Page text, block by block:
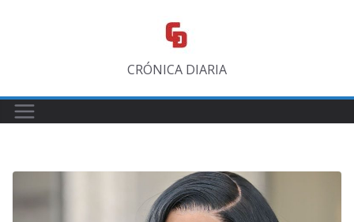
CRÓNICA DIARIA